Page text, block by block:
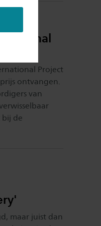
Project
ontvangen.
van
de
maar juist dan